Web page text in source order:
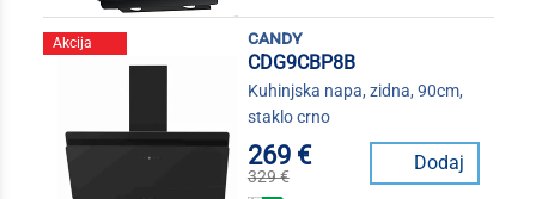
Akcija
candy
CDG9CBP8B
Kuhinjska napa, zidna, 90cm,
staklo crno
269 €
329 €
Dodaj